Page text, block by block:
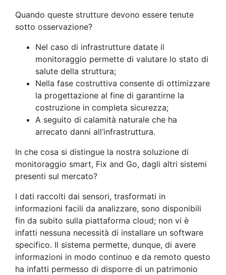
Quando queste strutture devono essere tenute
sotto osservazione?
Nel caso di infrastrutture datate il
monitoraggio permette di valutare lo stato di
salute della struttura;
Nella fase costruttiva consente di ottimizzare
la progettazione al fine di garantirne la
costruzione in completa sicurezza;
A seguito di calamità naturale che ha
arrecato danni all’infrastruttura.
In che cosa si distingue la nostra soluzione di
monitoraggio smart, Fix and Go, dagli altri sistemi
presenti sul mercato?
I dati raccolti dai sensori, trasformati in
informazioni facili da analizzare, sono disponibili
fin da subito sulla piattaforma cloud; non vi è
infatti nessuna necessità di installare un software
specifico. Il sistema permette, dunque, di avere
informazioni in modo continuo e da remoto questo
ha infatti permesso di disporre di un patrimonio